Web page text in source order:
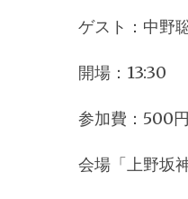
ゲスト：中野
開場：13:30
参加費：500
会場「上野坂